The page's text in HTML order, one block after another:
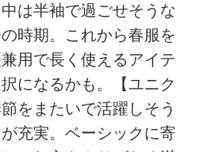
は半袖で過ごせそうな
時期。これから春服を
用で長く使えるアイテ
になるかも。【ユニク
をまたいで活躍しそう
充実。ベーシックに寄